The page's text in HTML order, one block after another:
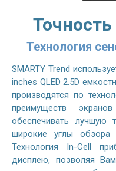
Технология
SMARTY Trend
inches QLED 2.5D
производятся по
преимуществ
обеспечивать лучшую
широкие углы обзора
Технология In-Cell
дисплею, позволяя